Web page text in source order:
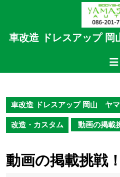
車改造 ドレスアップ
車改造 ドレスアップ 岡山 ヤマ
改造・カスタム 動画の掲載
動画の掲載挑戦！